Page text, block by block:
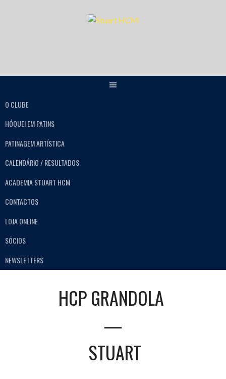
O CLUBE
HÓQUEI EM PATINS
PATINAGEM ARTÍSTICA
CALENDÁRIO / RESULTADOS
ACADEMIA STUART HCM
CONTACTOS
LOJA ONLINE
SÓCIOS
NEWSLETTERS
HCP GRANDOLA
—
STUART